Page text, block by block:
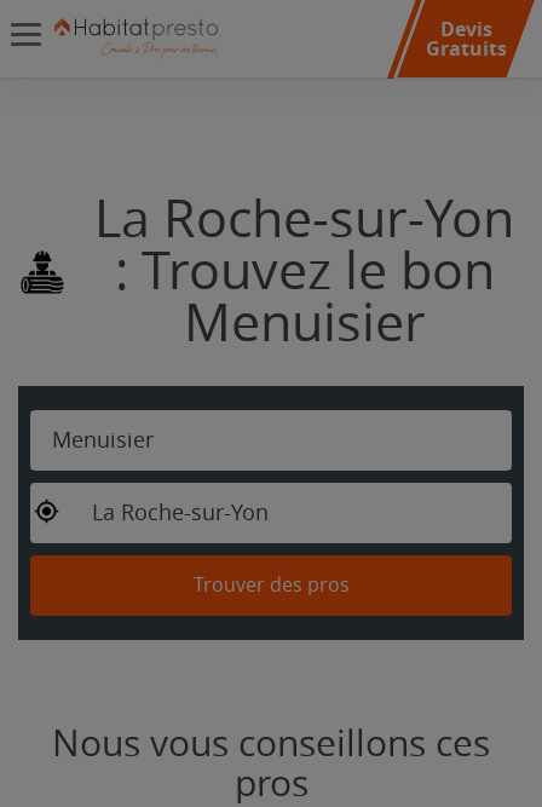
Devis
Gratuits
La Roche-sur-Yon
: Trouvez le bon
Menuisier
Menuisier
La Roche-sur-Yon
Trouver des pros
Nous vous conseillons ces
pros